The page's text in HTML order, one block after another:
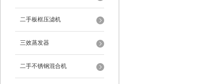
二手板框压滤机
三效蒸发器
二手不锈钢混合机